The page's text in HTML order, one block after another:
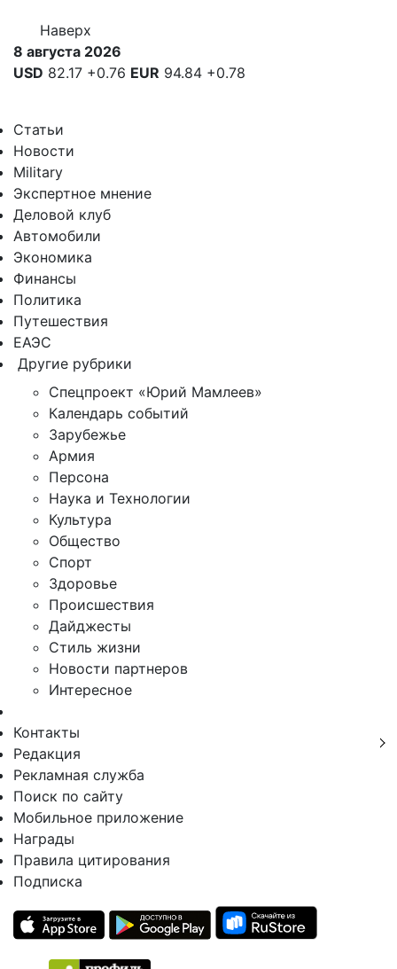
Наверх
8 августа 2026
USD 82.17 +0.76 EUR 94.84 +0.78
Статьи
Новости
Military
Экспертное мнение
Деловой клуб
Автомобили
Экономика
Финансы
Политика
Путешествия
ЕАЭС
Другие рубрики
Спецпроект «Юрий Мамлеев»
Календарь событий
Зарубежье
Армия
Персона
Наука и Технологии
Культура
Общество
Спорт
Здоровье
Происшествия
Дайджесты
Стиль жизни
Новости партнеров
Интересное
Контакты
Редакция
Рекламная служба
Поиск по сайту
Мобильное приложение
Награды
Правила цитирования
Подписка